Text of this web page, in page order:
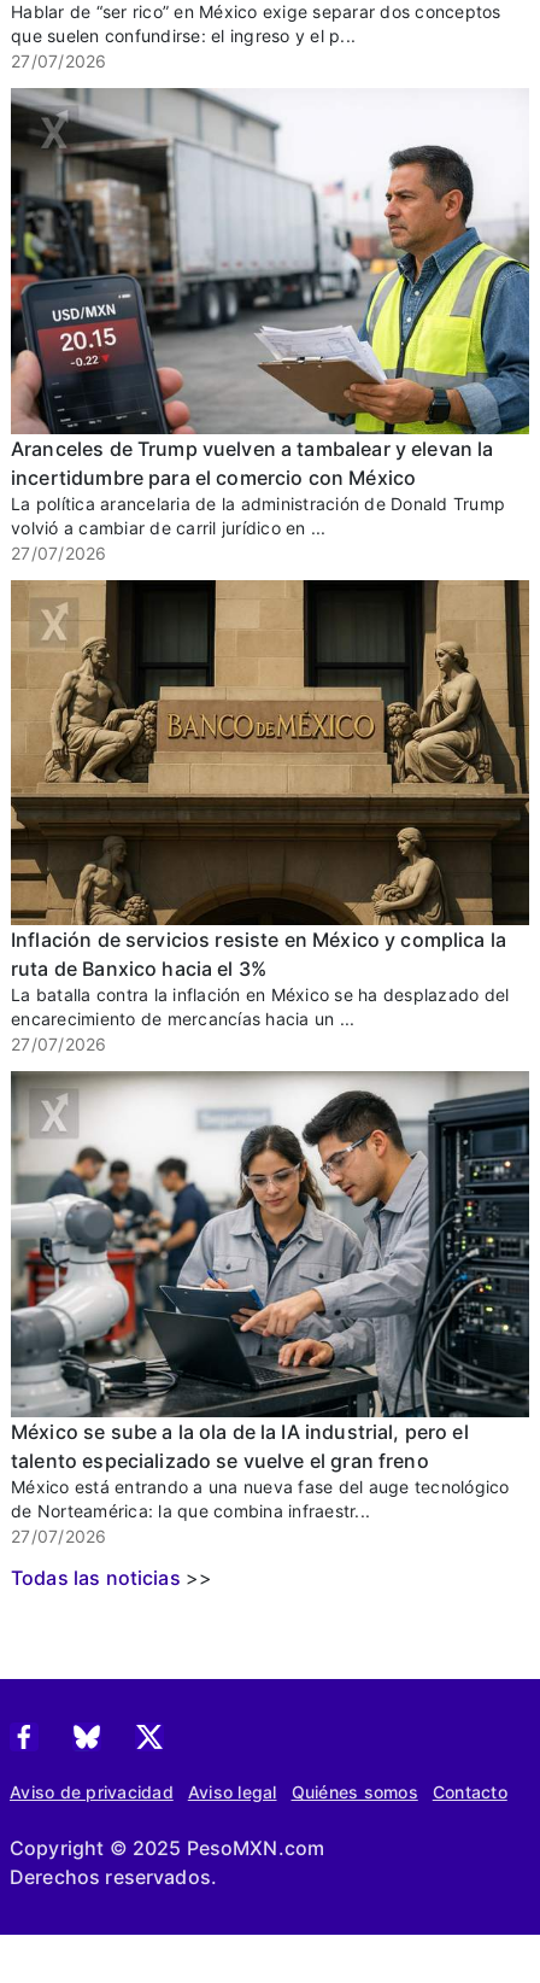
Hablar de “ser rico” en México exige separar dos conceptos
que suelen confundirse: el ingreso y el p...
27/07/2026
Aranceles de Trump vuelven a tambalear y elevan la
incertidumbre para el comercio con México
La política arancelaria de la administración de Donald Trump
volvió a cambiar de carril jurídico en ...
27/07/2026
Inflación de servicios resiste en México y complica la
ruta de Banxico hacia el 3%
La batalla contra la inflación en México se ha desplazado del
encarecimiento de mercancías hacia un ...
27/07/2026
México se sube a la ola de la IA industrial, pero el
talento especializado se vuelve el gran freno
México está entrando a una nueva fase del auge tecnológico
de Norteamérica: la que combina infraestr...
27/07/2026
Todas las noticias >>
Aviso de privacidad Aviso legal Quiénes somos Contacto
Copyright © 2025 PesoMXN.com
Derechos reservados.